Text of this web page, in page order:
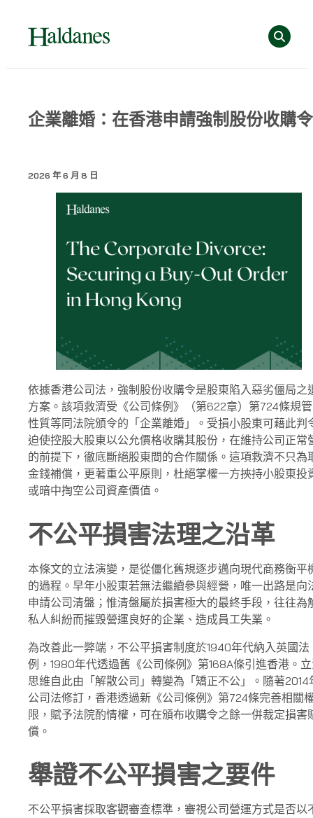
Home
»
洞
強
制
股
份
收
購
令
企業離婚：在香港申請強制股份收購令
2026 年 6 月 8 日
依據香港公司法，強制股份收購令是股東陷入惡劣僵局之
方案。該項救濟受《公司條例》（第622章）第724條規
性質等同法院頒令的「企業離婚」。受損小股東可藉此判
迫使控股大股東以公允價格收購其股份，在維持公司正常
的前提下，徹底斷絕股東間的合作關係。這項救濟不只為
金錢補償，更著重公平原則，杜絕掌權一方挾持小股東投
或暗中掏空公司資產價值。
不公平損害法理之沿革
本條文的立法演變，是從僵化舊規逐步邁向現代商務衡平
的過程。早年小股東若無法繼續參與經營，唯一出路是向
申請公司清盤；惟清盤屬於損害極大的最終手段，往往為
私人糾紛而摧毀營運良好的企業、造成員工失業。
為改善此一弊端，不公平損害制度於1940年代納入英國法
例，1980年代透過舊《公司條例》第168A條引進香港。
思維自此由「解散公司」轉變為「矯正不公」。隨著2014
公司法修訂，香港透過新《公司條例》第724條完善相關
限，賦予法院酌情權，可在頒布收購令之餘一併裁定損害
償。
舉證不公平損害之要件
不公平損害採取客觀審查標準，審視公司營運方式是否以